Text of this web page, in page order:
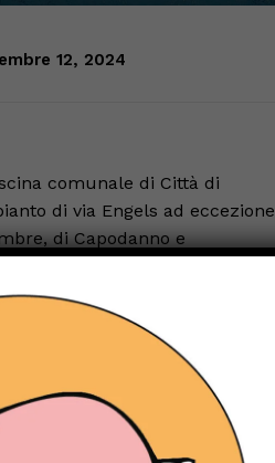
12, 2024
comunale di Città di
di via Engels ad eccezione
di Capodanno e
sospesi da lunedì 23 dicembre
anche nel periodo
il nuoto libero dalle ore 7.00
2, venerdì 3, sabato 4
Le lezioni di acquafitness
Benedetta) e alle ore 13.15